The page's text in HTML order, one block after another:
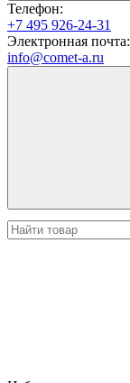
Телефон:
+7 495 926-24-31
Электронная почта:
info@comet-a.ru